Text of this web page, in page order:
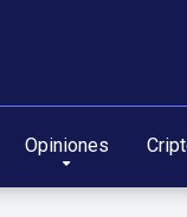
Opiniones